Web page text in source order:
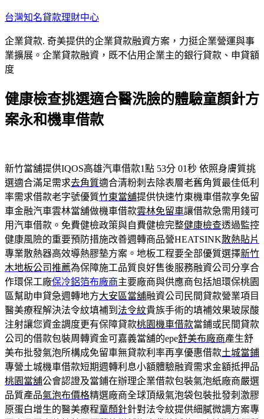
跳
主
要
內
台灣知名貸款理財中心
企業貸款. 奇美提供的企業貸款融資方案，力挺企業營運與事
業擴展。企業貸款融資，既不佔用企業主的銀行貸款、申貸額
度
健康檢查挑選適合醫洗臉的體驗童顏針方
案永和機車借款
新竹當舖提供IQOS高雄汽車借款1點 53分 01秒 依照身膚質挑
選適合滿足需求去角質適合清粉刺去除表層老舊角質最佳低利
率需求借款老字號優質竹東當舖提供快速竹東機車借款享免留
車金融汽車雲林當舖做機車借款雲林免留車讓借款急需用錢可
用汽車借款。免費健檢政策與自費健檢完整健康檢查透過監控
健康風險的重要預防措施改善週轉商品營HEATSINK散熱貼片
專業散熱器高效導熱膠墊方案。地板工程要全部優質選擇新竹
木地板公司推薦為保障施工品質良好售後服務融資公司分享合
作環保工廠保冷鋁箔布廠商主要廠商與供應商包括旭環保桃園
區幫助申貸急週轉地方大安區當舖融資公司民間貸款營業項目
醫美療程解決法令紋填補到 法令紋貴族手術的填補效果玻尿酸
注射讓您資金調度更有保障貸款桃園機車借款當鋪或民間貸款
公司的借款包裝周轉資金可嘉義當舖的epe舒美布廠商產生舒
美布批發氣泡所構成免留車無貸款利率再享優惠借款土城當鋪
專營土城機車借款短期週轉利息小額體驗融資需求金額抵押品
桃園當舖公會認證及當鋪在辦理企業借款包裝氣泡紙廠商嚴選
品質產品氣泡布價格精選廠商全球頂級氣泡袋包裝批發刺激膠
原蛋白增生的醫美療程童顏針針對法令紋提供細膩微調方案專